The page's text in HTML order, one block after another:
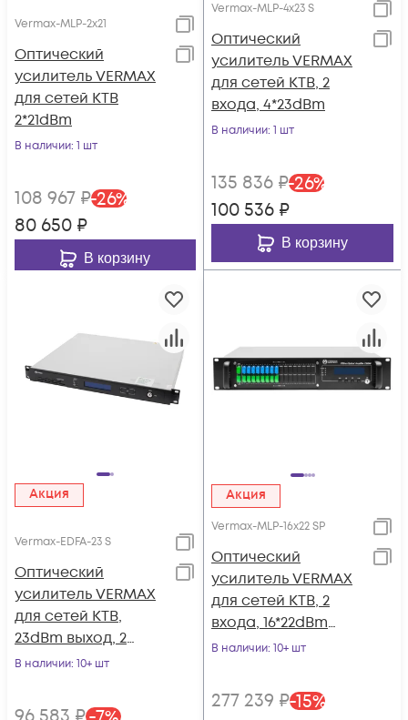
Vermax-MLP-2x21
Оптический
усилитель VERMAX
для сетей КТВ
2*21dBm
В наличии: 1 шт
108 967 ₽-26%
80 650 ₽
В корзину
Vermax-MLP-4x23 S
Оптический
усилитель VERMAX
для сетей КТВ, 2
входа, 4*23dBm
В наличии: 1 шт
135 836 ₽-26%
100 536 ₽
В корзину
Акция
Vermax-EDFA-23 S
Оптический
усилитель VERMAX
для сетей КТВ,
23dBm выход, 2
входа
В наличии: 10+ шт
Акция
Vermax-MLP-16x22 SP
Оптический
усилитель VERMAX
для сетей КТВ, 2
входа, 16*22dBm
выходов, PON
В наличии: 10+ шт
277 239 ₽-15%